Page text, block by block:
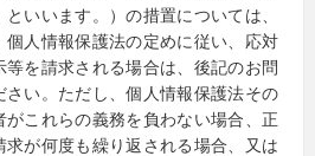
いいます。）の措置については、
個人情報保護法の定めに従い、応対
を請求される場合は、後記のお問
い。ただし、個人情報保護法その
これらの義務を負わない場合、正
が何度も繰り返される場合、又は